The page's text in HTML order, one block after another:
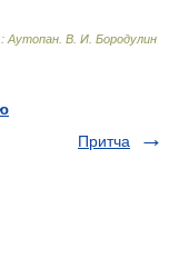
Аутопан В. И. Бородулин
Притча